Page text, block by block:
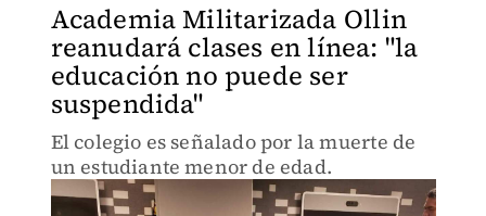
Academia Militarizada Ollin
reanudará clases en línea: "la
educación no puede ser
suspendida"
El colegio es señalado por la muerte de
un estudiante menor de edad.